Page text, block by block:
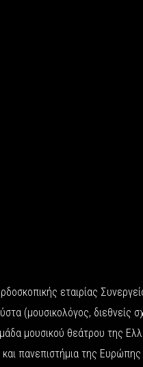
εταιρίας
(μουσικολόγος, διεθνείς
μουσικού θεάτρου της
πανεπιστήμια της